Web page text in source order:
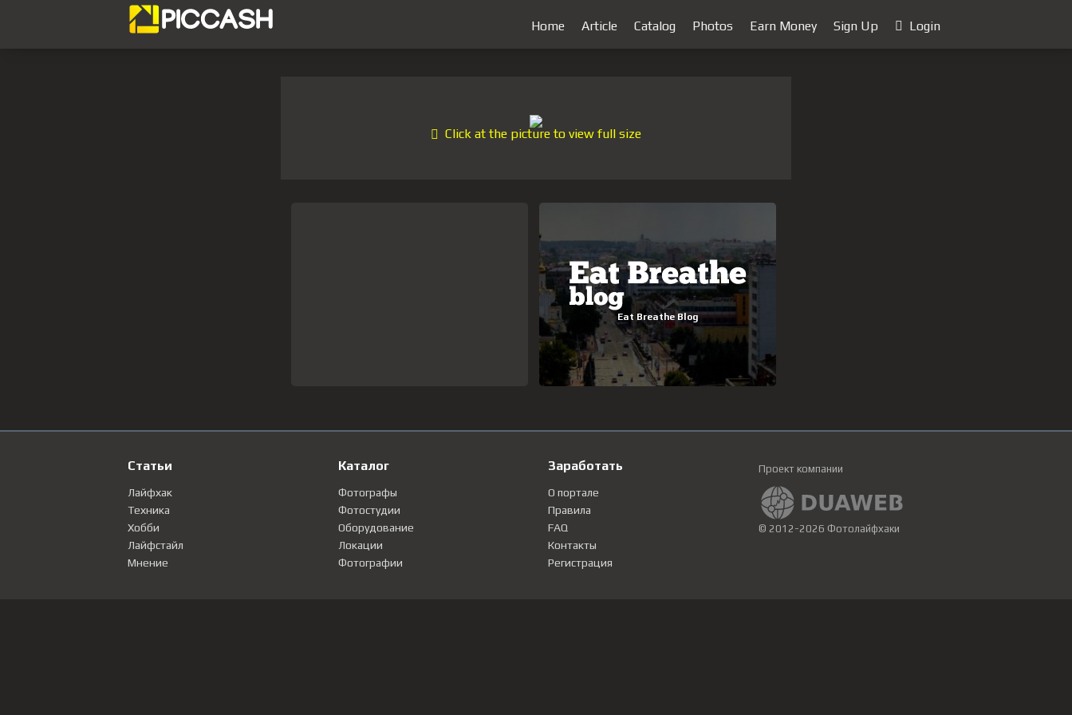
Home Article Catalog Photos Earn Money Sign Up Login
Click at the picture to view full size
Статьи
Лайфхак
Техника
Хобби
Лайфстайл
Мнение
Каталог
Фотографы
Фотостудии
Оборудование
Локации
Фотографии
Заработать
О портале
Правила
FAQ
Контакты
Регистрация
Проект компании
© 2012-2026 Фотолайфхаки